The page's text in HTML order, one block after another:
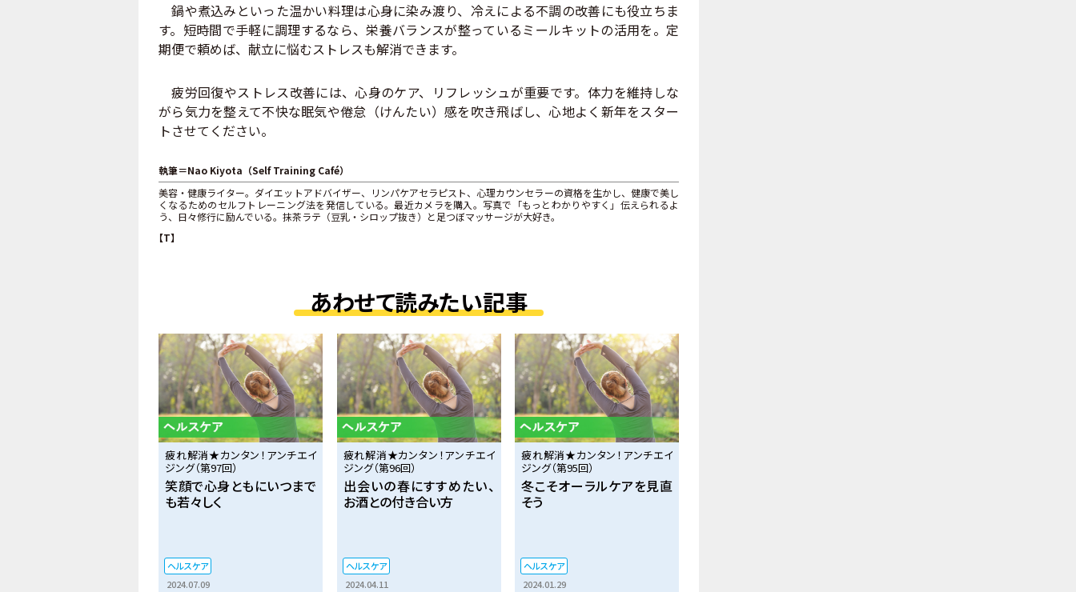
鍋や煮込みといった温かい料理は心身に染み渡り、冷えによる不調の改善にも役立ちま
す。短時間で手軽に調理するなら、栄養バランスが整っているミールキットの活用を。定
期便で頼めば、献立に悩むストレスも解消できます。
疲労回復やストレス改善には、心身のケア、リフレッシュが重要です。体力を維持しな
がら気力を整えて不快な眠気や倦怠（けんたい）感を吹き飛ばし、心地よく新年をスター
トさせてください。
執筆＝Nao Kiyota（Self Training Café）
美容・健康ライター。ダイエットアドバイザー、リンパケアセラピスト、心理カウンセラーの資格を生かし、健康で美し
くなるためのセルフトレーニング法を発信している。最近カメラを購入。写真で「もっとわかりやすく」伝えられるよ
う、日々修行に励んでいる。抹茶ラテ（豆乳・シロップ抜き）と足つぼマッサージが大好き。
【T】
あわせて読みたい記事
疲れ解消★カンタン！アンチエイ
ジング（第97回）
笑顔で心身ともにいつまで
も若々しく
ヘルスケア
2024.07.09
疲れ解消★カンタン！アンチエイ
ジング（第96回）
出会いの春にすすめたい、
お酒との付き合い方
ヘルスケア
2024.04.11
疲れ解消★カンタン！アンチエイ
ジング（第95回）
冬こそオーラルケアを見直
そう
ヘルスケア
2024.01.29